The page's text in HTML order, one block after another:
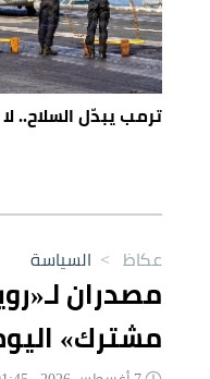
ترمب يبدّل السلاح..
عكاظ > السياسة
مصدران
مشترك»